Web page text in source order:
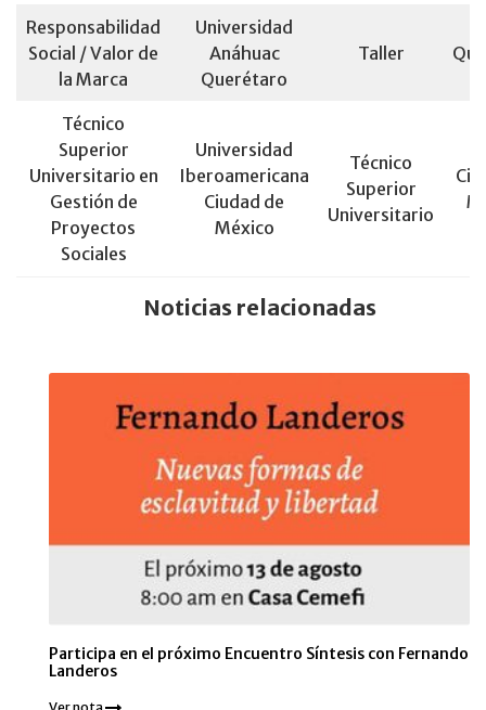
Responsabilidad
Social / Valor de
la Marca
Universidad
Anáhuac
Querétaro
Taller
Técnico
Superior
Universitario en
Gestión de
Proyectos
Sociales
Universidad
Iberoamericana
Ciudad de
México
Técnico
Superior
Universitario
Noticias relacionadas
Participa en el próximo Encuentro Síntesis con Fernando
Landeros